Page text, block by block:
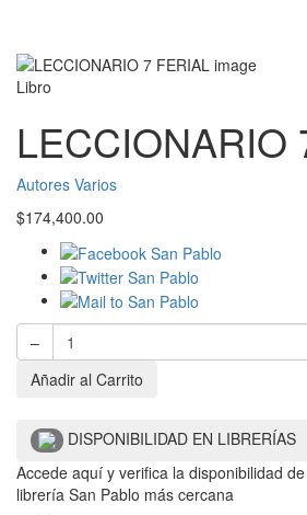
Libro
LECCIONARIO
Autores Varios
$174,400.00
–
Añadir al Carrito
DISPONIBILIDAD EN LIBRERÍAS
Accede aquí y verifica la disponibilidad
librería San Pablo más cercana